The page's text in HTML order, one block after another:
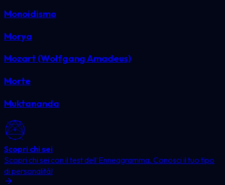
Monoidismo
Morya
Mozart (Wolfgang Amadeus)
Morte
Muktananda
Scopri chi sei
Scopri chi sei con il test dell'Enneagramma. Conosci il tuo tipo
di personalità!